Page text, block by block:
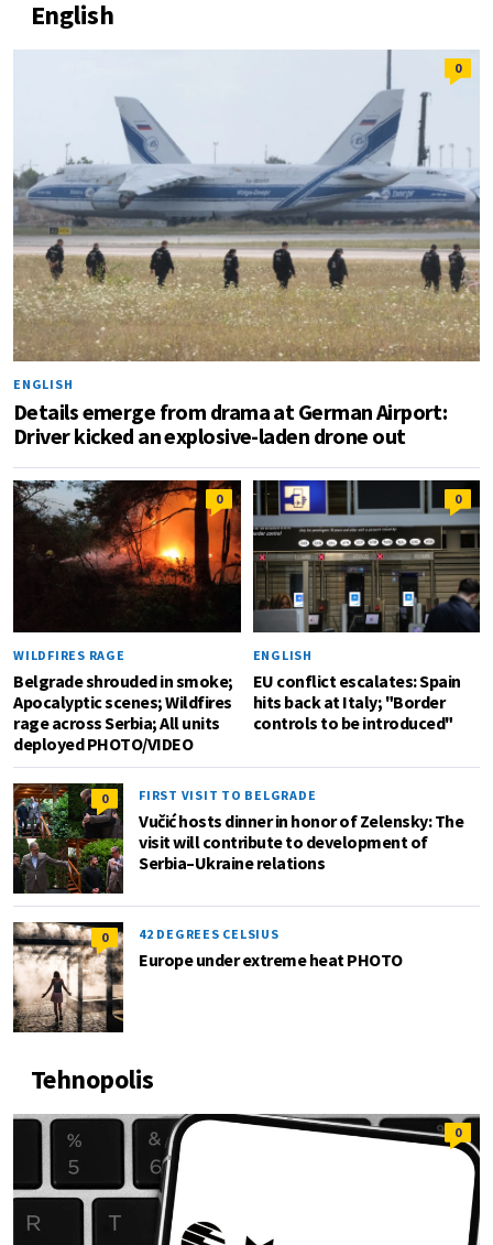
English
0
ENGLISH
Details emerge from drama at German Airport:
Driver kicked an explosive-laden drone out
0
WILDFIRES RAGE
Belgrade shrouded in smoke;
Apocalyptic scenes; Wildfires
rage across Serbia; All units
deployed PHOTO/VIDEO
0
ENGLISH
EU conflict escalates: Spain
hits back at Italy; "Border
controls to be introduced"
0 FIRST VISIT TO BELGRADE
Vučić hosts dinner in honor of Zelensky: The
visit will contribute to development of
Serbia–Ukraine relations
0 42 DEGREES CELSIUS
Europe under extreme heat PHOTO
Tehnopolis
0